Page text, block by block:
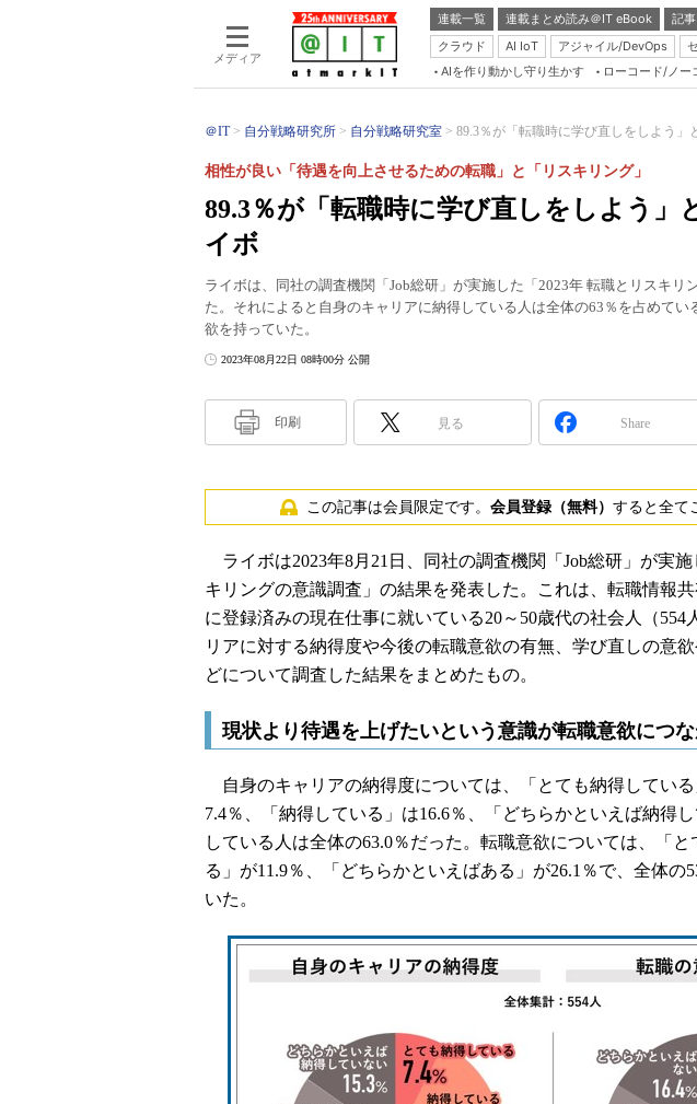
メディア
連載一覧 連載まとめ読み＠IT eBook 記
クラウド
AI IoT アジャイル/DevOps
AIを作り動かし守り生かす ローコード/ノー
＠IT 自分戦略研究所 自分戦略研究室 89.3％が「転職時に学び直しをしよう」
89.3％が「転職時に学び直しをしよう
イボ
相性が良い「待遇を向上させるための転職」と「リスキリング」
ライボは、同社の調査機関「Job総研」が実施した「2023年 転職とリスキリ
た。それによると自身のキャリアに納得している人は全体の63％を占めてい
欲を持っていた。
2023年08月22日 08時00分 公開
印刷 見る Share
この記事は会員限定です。 会員登録（無料） すると全て
ライボは2023年8月21日、同社の調査機関「Job総研」が実施
キリングの意識調査」の結果を発表した。これは、転職情報共
に登録済みの現在仕事に就いている20～50歳代の社会人（554
リアに対する納得度や今後の転職意欲の有無、学び直しの意
どについて調査した結果をまとめたもの。
現状より待遇を上げたいという意識が転職意欲につ
自身のキャリアの納得度については、「とても納得してい
7.4％、「納得している」は16.6％、「どちらかといえば納得
している人は全体の63.0％だった。転職意欲については、「
る」が11.9％、「どちらかといえばある」が26.1％で、全体の
いた。